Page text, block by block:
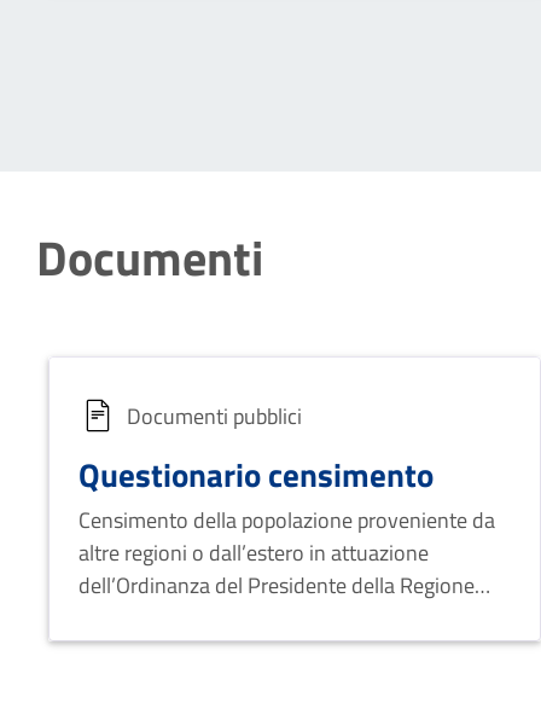
Documenti
Documenti pubblici
Questionario censimento
Censimento della popolazione proveniente da
altre regioni o dall’estero in attuazione
dell’Ordinanza del Presidente della Regione